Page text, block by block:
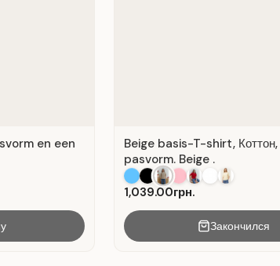
en een
Beige basis-T-shirt,
pasvorm. Beige .
1,039.00грн.
Закончился